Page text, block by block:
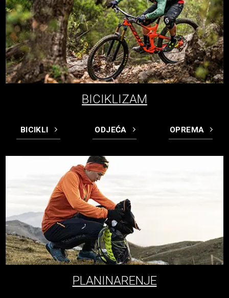
BICIKLIZAM
BICIKLI ODJEĆA OPREMA
PLANINARENJE